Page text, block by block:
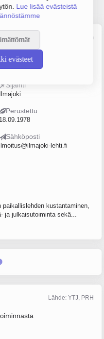
Lue lisää evästeistä
evästeet
Päättäjätiedot
Lähde: YTJ, PRH, Traficom
Henkilöstömäärä
Sijainti
Ilmajoki
Perustettu
18.09.1978
Sähköposti
lehti.fi
kustantaminen,
ja julkaisutoiminta sekä...
Lähde: YTJ, PRH